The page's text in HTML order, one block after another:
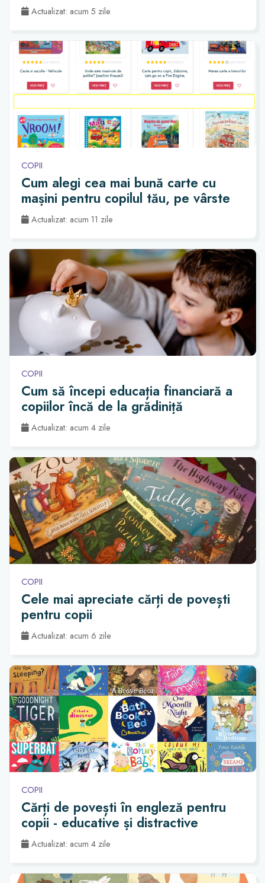
Actualizat: acum 5 zile
COPII
Cum alegi cea mai bună carte cu
mașini pentru copilul tău, pe vârste
Actualizat: acum 11 zile
COPII
Cum să începi educația financiară a
copiilor încă de la grădiniță
Actualizat: acum 4 zile
COPII
Cele mai apreciate cărți de povești
pentru copii
Actualizat: acum 6 zile
COPII
Cărți de povești în engleză pentru
copii - educative și distractive
Actualizat: acum 4 zile